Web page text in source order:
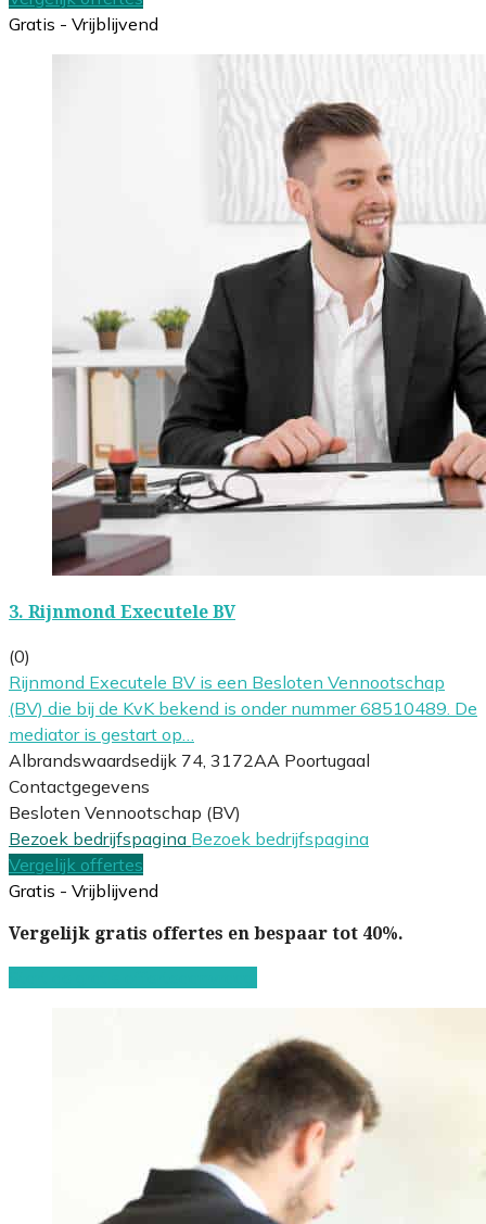
Gratis - Vrijblijvend
3. Rijnmond Executele BV
(0)
Rijnmond Executele BV is een Besloten Vennootschap
(BV) die bij de KvK bekend is onder nummer 68510489. De
mediator is gestart op…
Albrandswaardsedijk 74, 3172AA Poortugaal
Contactgegevens
Besloten Vennootschap (BV)
Bezoek bedrijfspagina Bezoek bedrijfspagina
Vergelijk offertes
Gratis - Vrijblijvend
Vergelijk gratis offertes en bespaar tot 40%.